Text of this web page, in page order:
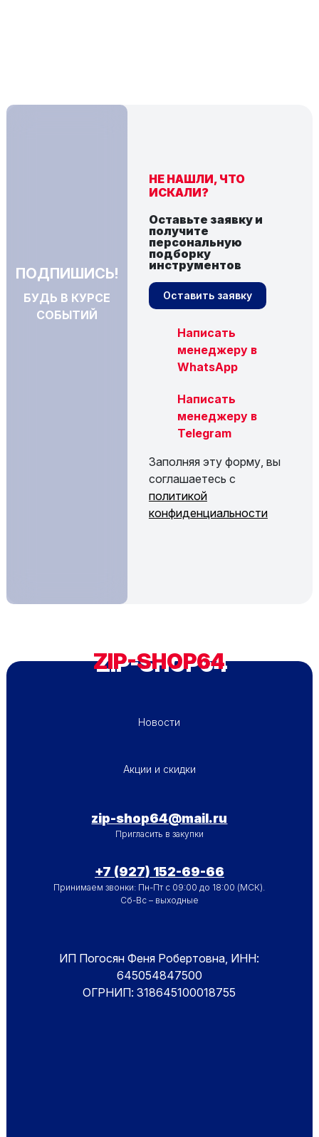
ПОДПИШИСЬ!
БУДЬ В КУРСЕ
СОБЫТИЙ
НЕ НАШЛИ, ЧТО
ИСКАЛИ?
Оставьте заявку и
получите
персональную
подборку
инструментов
Оставить заявку
Написать
менеджеру в
WhatsApp
Написать
менеджеру в
Telegram
Заполняя эту форму, вы
соглашаетесь с
политикой
конфиденциальности
ZIP-SHOP64
Новости
ПОДВАЛ - МЕНЮ 2Акции и скидки
zip-shop64@mail.ru
Пригласить в закупки
+7 (927) 152-69-66
Принимаем звонки: Пн-Пт с 09:00 до 18:00 (МСК).
Сб-Вс – выходные
ИП Погосян Феня Робертовна, ИНН:
645054847500
ОГРНИП: 318645100018755